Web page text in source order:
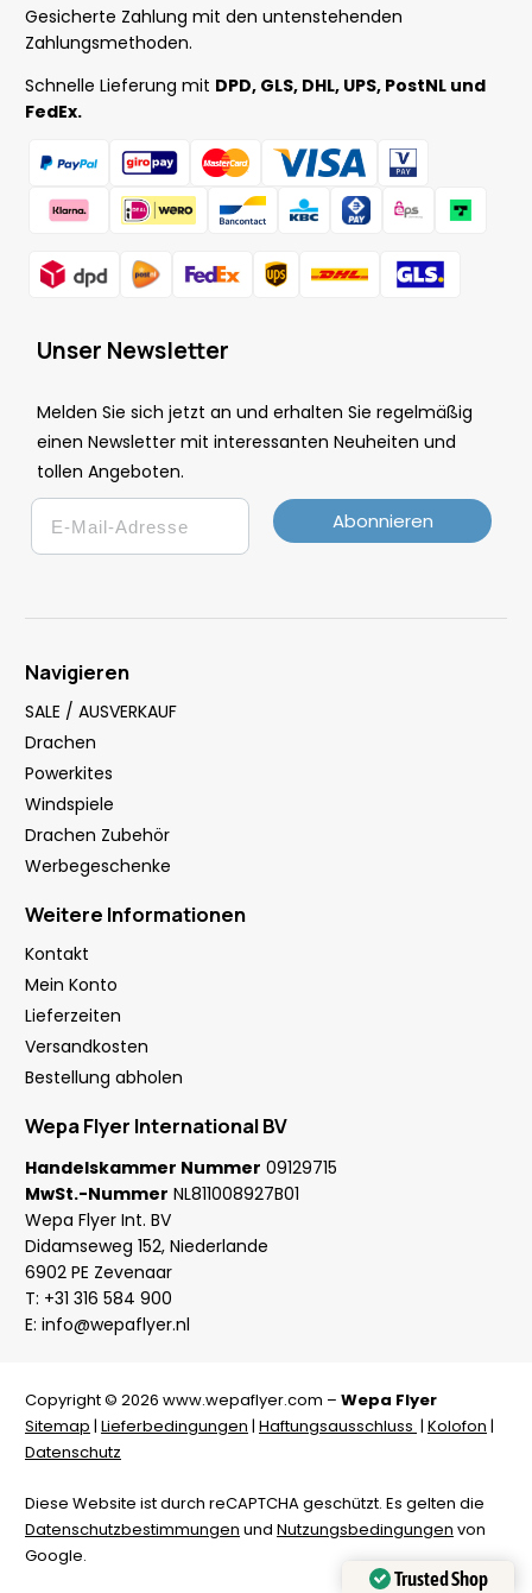
Gesicherte Zahlung mit den untenstehenden
Zahlungsmethoden.
Schnelle Lieferung mit DPD, GLS, DHL, UPS, PostNL und
FedEx.
Unser Newsletter
Melden Sie sich jetzt an und erhalten Sie regelmäßig
einen Newsletter mit interessanten Neuheiten und
tollen Angeboten.
Email
Abonnieren
Navigieren
SALE / AUSVERKAUF
Drachen
Powerkites
Windspiele
Drachen Zubehör
Werbegeschenke
Weitere Informationen
Kontakt
Mein Konto
Lieferzeiten
Versandkosten
Bestellung abholen
Wepa Flyer International BV
Handelskammer Nummer 09129715
MwSt.-Nummer NL811008927B01
Wepa Flyer Int. BV
Didamseweg 152, Niederlande
6902 PE Zevenaar
T: +31 316 584 900
E: info@wepaflyer.nl
Copyright © 2026 www.wepaflyer.com – Wepa Flyer
Sitemap | Lieferbedingungen | Haftungsausschluss | Kolofon |
Datenschutz
Diese Website ist durch reCAPTCHA geschützt. Es gelten die
Datenschutzbestimmungen und Nutzungsbedingungen von
Google.
Trusted Shop